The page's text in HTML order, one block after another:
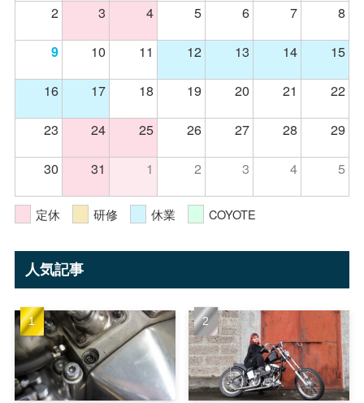
2
3 4 5 6 7 8
9 10 11 12 13 14
15
16
17 18 19 20 21
22
23
24 25 26 27 28
29
30
31 1 2 3 4 5
定休 研修 休業 COYOTE
人気記事